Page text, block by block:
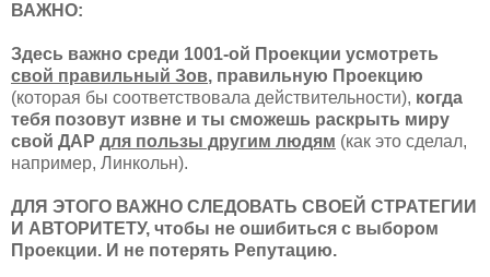
ВАЖНО:
Здесь важно среди 1001-ой Проекции усмотреть
свой правильный Зов, правильную Проекцию
(которая бы соответствовала действительности), когда
тебя позовут извне и ты сможешь раскрыть миру
свой ДАР для пользы другим людям (как это сделал,
например, Линкольн).
ДЛЯ ЭТОГО ВАЖНО СЛЕДОВАТЬ СВОЕЙ СТРАТЕГИИ
И АВТОРИТЕТУ, чтобы не ошибиться с выбором
Проекции. И не потерять Репутацию.